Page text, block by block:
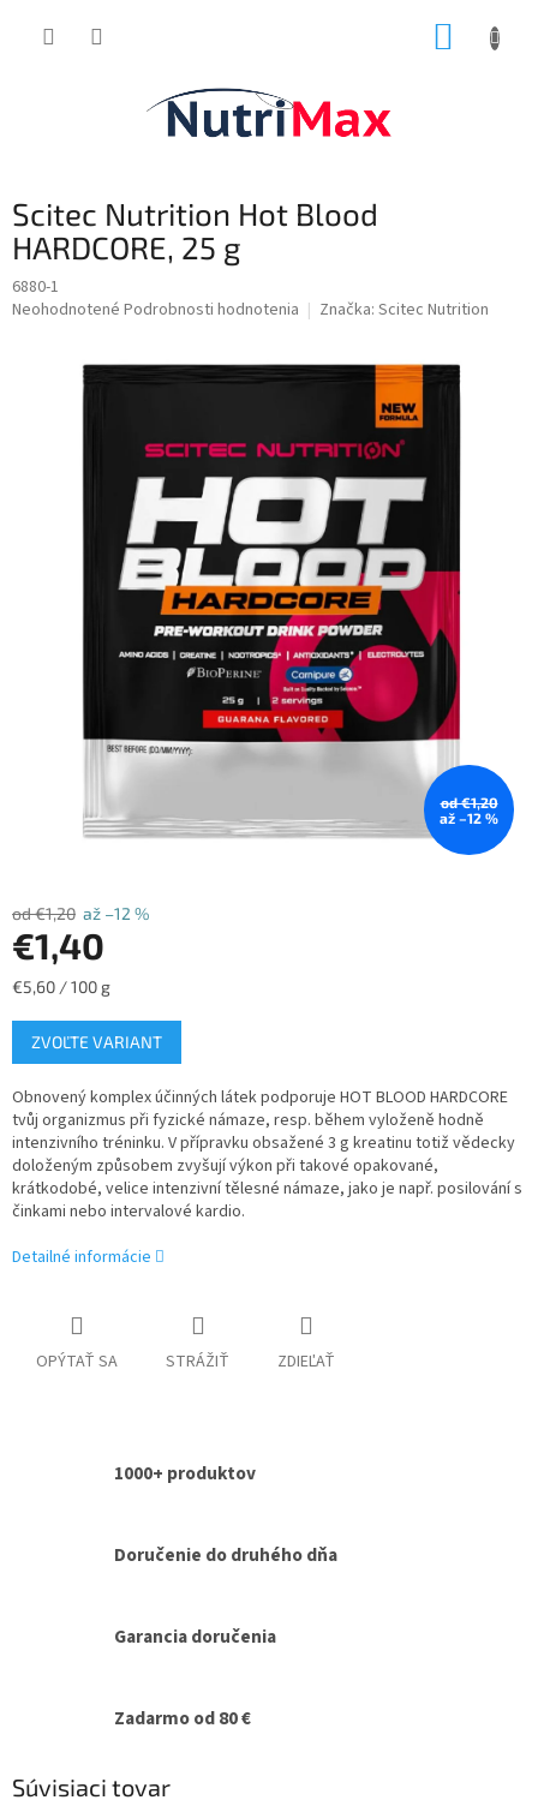
Scitec Nutrition Hot Blood
HARDCORE, 25 g
6880-1
Priemerné
Neohodnotené Podrobnosti hodnotenia Značka: Scitec Nutrition
od €1,20
až –12 %
od €1,20 až –12 %
€1,40
Jednotková
€5,60 / 100 g
ZVOĽTE VARIANT
Obnovený komplex účinných látek podporuje HOT BLOOD HARDCORE
tvůj organizmus při fyzické námaze, resp. během vyloženě hodně
intenzivního tréninku. V přípravku obsažené 3 g kreatinu totiž vědecky
doloženým způsobem zvyšují výkon při takové opakované,
krátkodobé, velice intenzivní tělesné námaze, jako je např. posilování s
činkami nebo intervalové kardio.
Detailné informácie
OPÝTAŤ SA STRÁŽIŤ ZDIEĽAŤ
1000+ produktov
Doručenie do druhého dňa
Garancia doručenia
Zadarmo od 80 €
Súvisiaci tovar